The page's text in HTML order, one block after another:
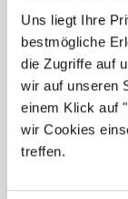
Uns liegt Ihre
bestmögliche
die Zugriffe auf
wir auf unseren
einem Klick auf
wir Cookies
treffen.
Erst nach
Stellenangebot
gewünschten
Mit Klick auf „
AGB des
sowie den